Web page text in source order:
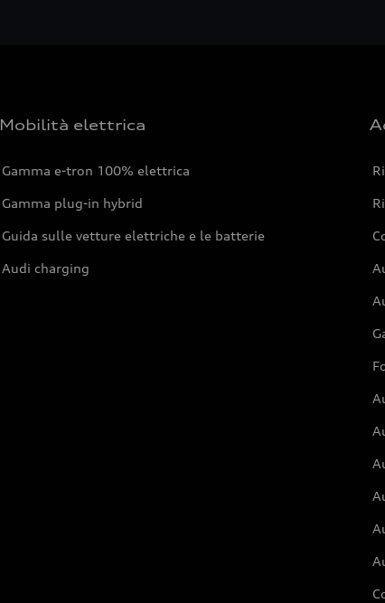
Mobilità elettrica
Gamma e-tron 100% elettrica
Gamma plug-in hybrid
Guida sulle vetture elettriche e le batterie
Audi charging